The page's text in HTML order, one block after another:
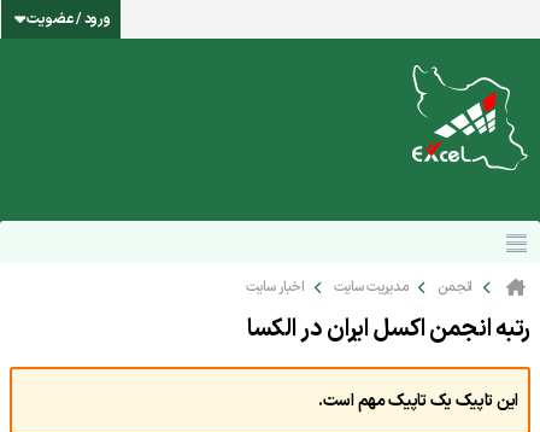
ورود / عضویت
انجمن مدیریت سایت اخبار سایت
رتبه انجمن اکسل ایران در الکسا
این تاپیک یک تاپیک مهم است.